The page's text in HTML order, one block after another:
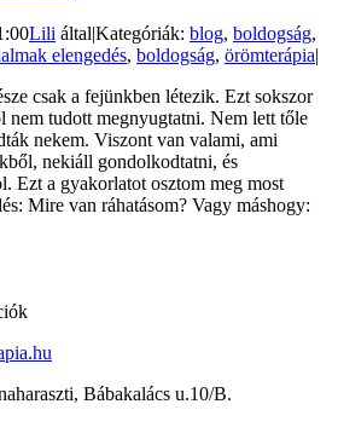
Lili által|Kategóriák: blog, boldogság,
elengedés, boldogság, örömterápia|
csak a fejünkben létezik. Ezt sokszor
nem tudott megnyugtatni. Nem lett tőle
nekem. Viszont van valami, ami
nekiáll gondolkodtatni, és
Ezt a gyakorlatot osztom meg most
Mire van ráhatásom? Vagy máshogy:
Bábakalács u.10/B.